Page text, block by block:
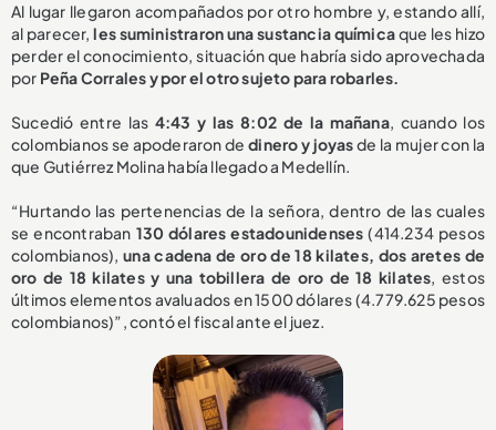
Al lugar llegaron acompañados por otro hombre y, estando allí,
al parecer,les suministraron una sustancia químicaque les hizo
perder el conocimiento, situación que habría sido aprovechada
por Peña Corrales y por el otro sujeto para robarles.
Sucedió entre las 4:43 y las 8:02 de la mañana, cuando los
colombianos se apoderaron dedinero y joyasde la mujer con la
que Gutiérrez Molina había llegado a Medellín.
“Hurtando las pertenencias de la señora, dentro de las cuales
se encontraban 130 dólares estadounidenses (414.234 pesos
colombianos),una cadena de oro de 18 kilates, dos aretes de
oro de 18 kilates y una tobillera de oro de 18 kilates, estos
últimos elementos avaluados en 1500 dólares (4.779.625 pesos
colombianos)”, contó el fiscal ante el juez.